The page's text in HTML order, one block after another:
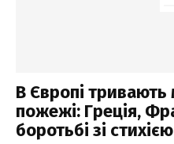
В Європі тривають
пожежі: Греція,
боротьбі зі стихією